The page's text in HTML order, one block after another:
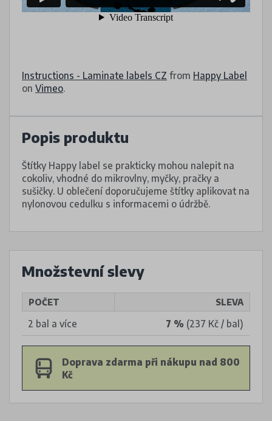
Instructions - Laminate labels CZ from Happy Label
on Vimeo.
Popis produktu
Štítky Happy label se prakticky mohou nalepit na
cokoliv, vhodné do mikrovlny, myčky, pračky a
sušičky. U oblečení doporučujeme štítky aplikovat na
nylonovou cedulku s informacemi o údržbě.
Množstevní slevy
POČET SLEVA
2 bal a více 7 % (237 Kč / bal)
Doprava zdarma při nákupu nad 800
Kč